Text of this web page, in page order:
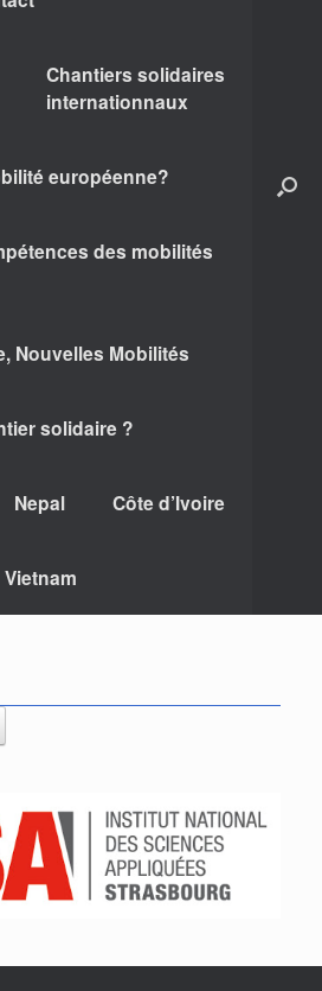
Chantiers solidaires
internationnaux
européenne?
des mobilités
Nouvelles Mobilités
solidaire ?
Nepal Côte d’Ivoire
Vietnam